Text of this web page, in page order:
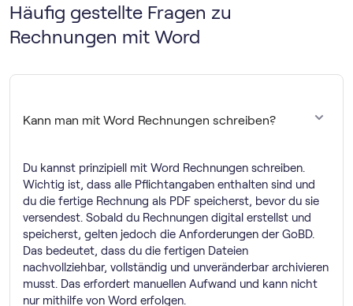
Häufig gestellte Fragen zu
Rechnungen mit Word
Kann man mit Word Rechnungen schreiben?
Du kannst prinzipiell mit Word Rechnungen schreiben.
Wichtig ist, dass alle Pflichtangaben enthalten sind und
du die fertige Rechnung als PDF speicherst, bevor du sie
versendest. Sobald du Rechnungen digital erstellst und
speicherst, gelten jedoch die Anforderungen der GoBD.
Das bedeutet, dass du die fertigen Dateien
nachvollziehbar, vollständig und unveränderbar archivieren
musst. Das erfordert manuellen Aufwand und kann nicht
nur mithilfe von Word erfolgen.